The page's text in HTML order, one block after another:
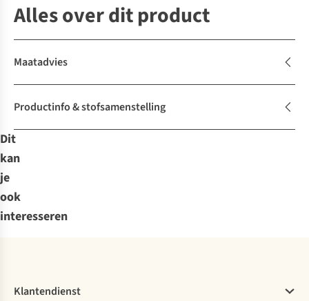
Alles over dit product
Maatadvies
Productinfo & stofsamenstelling
Dit
kan
je
ook
interesseren
Klantendienst